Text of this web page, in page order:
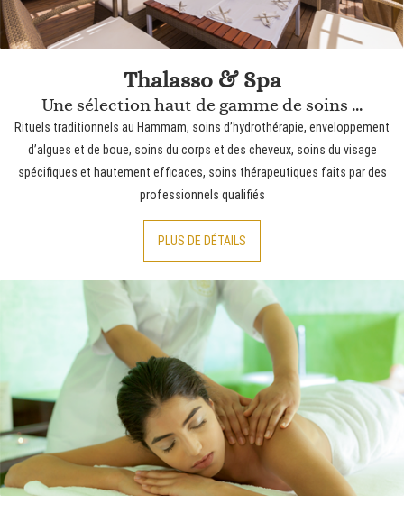
Thalasso & Spa
Une sélection haut de gamme de soins ...
Rituels traditionnels au Hammam, soins d’hydrothérapie, enveloppement
d’algues et de boue, soins du corps et des cheveux, soins du visage
spécifiques et hautement efficaces, soins thérapeutiques faits par des
professionnels qualifiés
PLUS DE DÉTAILS